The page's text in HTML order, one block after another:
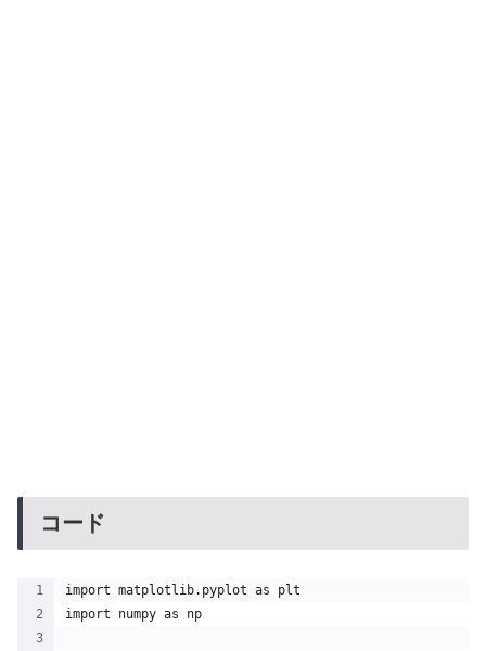
コード
import matplotlib.pyplot as plt
import numpy as np